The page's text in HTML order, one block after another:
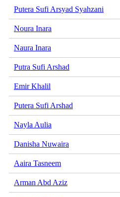
Putera Sufi Arsyad Syahzani
Noura Inara
Naura Inara
Putra Sufi Arshad
Emir Khalil
Putera Sufi Arshad
Nayla Aulia
Danisha Nuwaira
Aaira Tasneem
Arman Abd Aziz